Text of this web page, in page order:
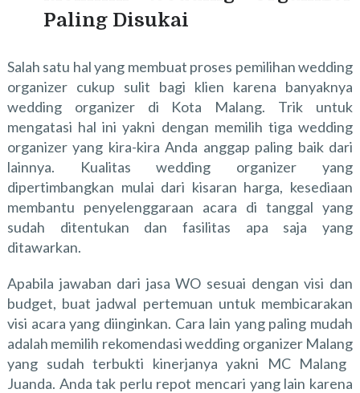
Paling Disukai
Salah satu hal yang membuat proses pemilihan wedding
organizer cukup sulit bagi klien karena banyaknya
wedding organizer di Kota Malang. Trik untuk
mengatasi hal ini yakni dengan memilih tiga wedding
organizer yang kira-kira Anda anggap paling baik dari
lainnya. Kualitas wedding organizer yang
dipertimbangkan mulai dari kisaran harga, kesediaan
membantu penyelenggaraan acara di tanggal yang
sudah ditentukan dan fasilitas apa saja yang
ditawarkan.
Apabila jawaban dari jasa WO sesuai dengan visi dan
budget, buat jadwal pertemuan untuk membicarakan
visi acara yang diinginkan. Cara lain yang paling mudah
adalah memilih rekomendasi wedding organizer Malang
yang sudah terbukti kinerjanya yakni MC Malang
Juanda. Anda tak perlu repot mencari yang lain karena